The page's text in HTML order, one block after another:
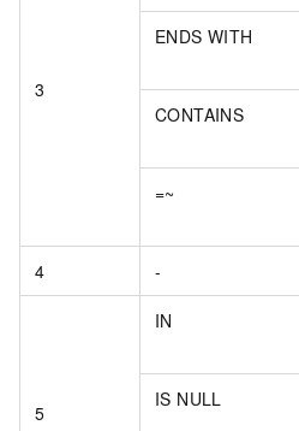
3
ENDS WITH
CONTAINS
=~
4 -
5
IN
IS NULL